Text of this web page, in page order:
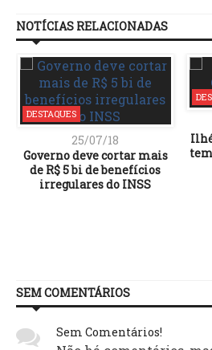
NOTÍCIAS RELACIONADAS
DESTAQUES
25/07/18
Governo deve cortar mais
de R$ 5 bi de benefícios
irregulares do INSS
SEM COMENTÁRIOS
Sem Comentários!